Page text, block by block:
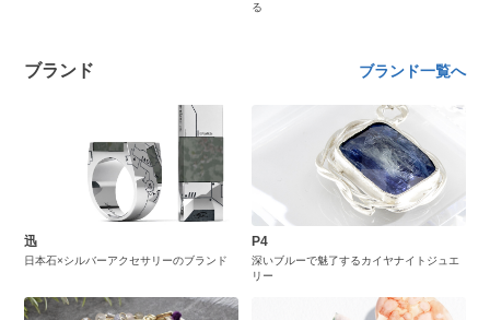
る
ブランド ブランド一覧へ
迅
日本石×シルバーアクセサリーのブランド
P4
深いブルーで魅了するカイヤナイトジュエ
リー